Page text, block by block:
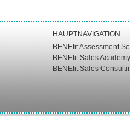
HAUPTNAVIGATION
BENEfit Assessment
BENEfit Sales
BENEfit Sales